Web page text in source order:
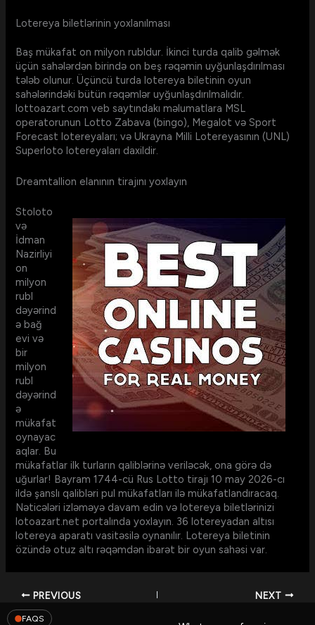
Lotereya biletlərinin yoxlanılması
Baş mükafat on milyon rubldur. İkinci turda qalib gəlmək
üçün sahələrdən birində on beş rəqəmin uyğunlaşdırılması
tələb olunur. Üçüncü turda lotereya biletinin oyun
sahələrindəki bütün rəqəmlər uyğunlaşdırılmalıdır.
lottoazart.com veb saytındakı məlumatlara MSL
operatorunun Lotto Zabava (bingo), Megalot və Sport
Forecast lotereyaları; və Ukrayna Milli Lotereyasının (UNL)
Superloto lotereyaları daxildir.
Dreamtallion elanının tirajını yoxlayın
Stoloto
və
İdman
Nazirliyi
on
milyon
rubl
dəyərind
ə bağ
evi və
bir
milyon
rubl
dəyərind
ə
mükafat
oynayac
aqlar. Bu
mükafatlar ilk turların qaliblərinə veriləcək, ona görə də
uğurlar! Bayram 1744-cü Rus Lotto tirajı 10 may 2026-cı
ildə şanslı qalibləri pul mükafatları ilə mükafatlandıracaq.
Nəticələri izləməyə davam edin və lotereya biletlərinizi
lotoazart.net portalında yoxlayın. 36 lotereyadan altısı
lotereya aparatı vasitəsilə oynanılır. Lotereya biletinin
özündə otuz altı rəqəmdən ibarət bir oyun sahəsi var.
PREVIOUS NEXT
FAQS